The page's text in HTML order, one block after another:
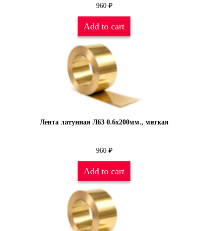
960 ₽
Add to cart
Лента латунная Л63 0.6х200мм., мягкая
960 ₽
Add to cart